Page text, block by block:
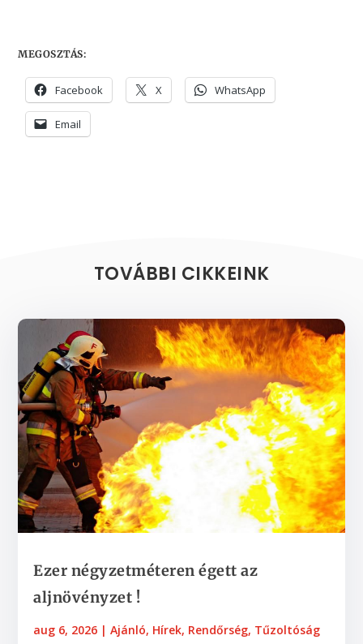
MEGOSZTÁS:
Facebook X WhatsApp
Email
TOVÁBBI CIKKEINK
Ezer négyzetméteren égett az
aljnövényzet !
aug 6, 2026 |Ajánló, Hírek, Rendőrség, Tűzoltóság